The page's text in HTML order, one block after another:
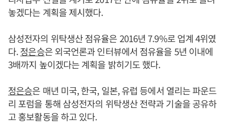
놓겠다는 계획을 제시했다.
삼성전자의 위탁생산 점유율은 2016년 7.9%로 업계 4위였
다.정은승은 외국언론과 인터뷰에서 점유율을 5년 이내에
3배까지 높이겠다는 계획을 밝히기도 했다.
정은승은 매년 미국, 한국, 일본, 유럽 등에서 열리는 파운드
리 포럼을 통해 삼성전자의 위탁생산 전략과 기술을 공유하
고 홍보활동을 하고 있다.